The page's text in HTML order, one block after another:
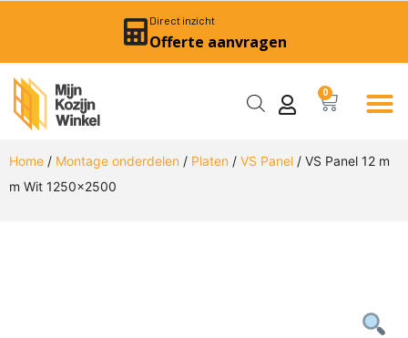
Direct inzicht
Offerte aanvragen
0
Home / Montage onderdelen / Platen / VS Panel / VS Panel 12 m
m Wit 1250×2500